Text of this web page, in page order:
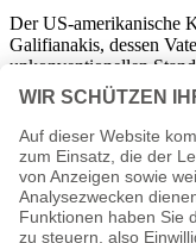
Der US-amerikanische
Galifianakis, dessen
unkonventionellen
ein breites Publikum
Golden Globe
die als Comedian
der Sicom „Boston
Interviews mit
Interview-Reihe
ist seit2012mit Quinn